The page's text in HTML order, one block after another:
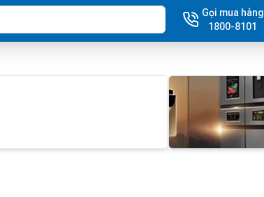
Gọi mua hàng
1800-8101